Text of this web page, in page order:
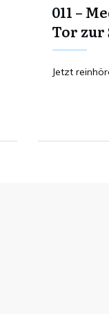
011 –
Tor
Jetzt